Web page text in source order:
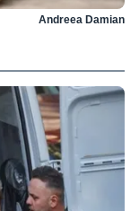
Andreea Damian